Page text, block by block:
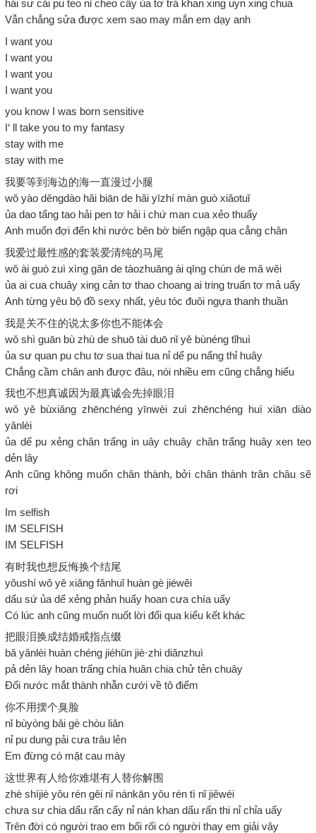
hái sư cải pu teo nỉ cheo cẩy ủa tơ trá khan xing uyn xing chua
Vẫn chẳng sửa được xem sao may mắn em dạy anh
I want you
I want you
I want you
I want you
you know I was born sensitive
I‘ ll take you to my fantasy
stay with me
stay with me
我要等到海边的海一直漫过小腿
wǒ yào děngdào hǎi biān de hǎi yīzhí màn guò xiǎotuǐ
ủa dao tẩng tao hải pen tơ hải i chứ man cua xẻo thuẩy
Anh muốn đợi đến khi nước bên bờ biển ngập qua cẳng chân
我爱过最性感的套装爱清纯的马尾
wǒ ài guò zuì xìng gǎn de tàozhuāng ài qīng chún de mǎ wěi
ủa ai cua chuây xing cản tơ thao choang ai tring truấn tơ mả uẩy
Anh từng yêu bộ đồ sexy nhất, yêu tóc đuôi ngựa thanh thuần
我是关不住的说太多你也不能体会
wǒ shì guān bù zhù de shuō tài duō nǐ yě bùnéng tǐhuì
ủa sư quan pu chu tơ sua thai tua nỉ dể pu nấng thỉ huây
Chẳng cầm chân anh được đâu, nói nhiều em cũng chẳng hiểu
我也不想真诚因为最真诚会先掉眼泪
wǒ yě bùxiǎng zhēnchéng yīnwèi zuì zhēnchéng huì xiān diào
yǎnlèi
ủa dể pu xẻng chân trấng in uây chuây chân trấng huây xen teo
dẻn lây
Anh cũng không muốn chân thành, bởi chân thành trân châu sẽ
rơi
Im selfish
IM SELFISH
IM SELFISH
有时我也想反悔换个结尾
yǒushí wǒ yě xiǎng fǎnhuǐ huàn gè jiéwěi
dẩu sứ ủa dể xẻng phản huẩy hoan cưa chía uẩy
Có lúc anh cũng muốn nuốt lời đổi qua kiểu kết khác
把眼泪换成结婚戒指点缀
bǎ yǎnlèi huàn chéng jiéhūn jiè·zhi diǎnzhuì
pả dẻn lây hoan trấng chía huân chia chử tẻn chuây
Đổi nước mắt thành nhẫn cưới về tô điểm
你不用摆个臭脸
nǐ bùyòng bǎi gè chòu liǎn
nỉ pu dung pải cưa trâu lẻn
Em đừng có mặt cau mày
这世界有人给你难堪有人替你解围
zhè shìjiè yǒu rén gěi nǐ nánkān yǒu rén tì nǐ jiěwéi
chưa sư chia dẩu rấn cẩy nỉ nán khan dẩu rấn thi nỉ chỉa uấy
Trên đời có người trao em bối rối có người thay em giải vây